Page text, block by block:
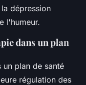
dépression
l'humeur.
dans un plan
plan de santé
régulation des